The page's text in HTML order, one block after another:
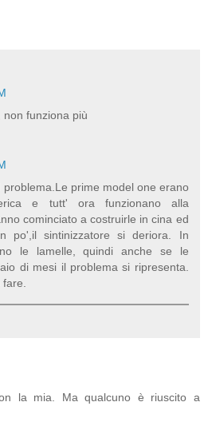
non funziona più
problema.Le prime model one erano
e tutt' ora funzionano alla
cominciato a costruirle in cina ed
po',il sintinizzatore si deriora. In
le lamelle, quindi anche se le
di mesi il problema si ripresenta.
la mia. Ma qualcuno è riuscito a